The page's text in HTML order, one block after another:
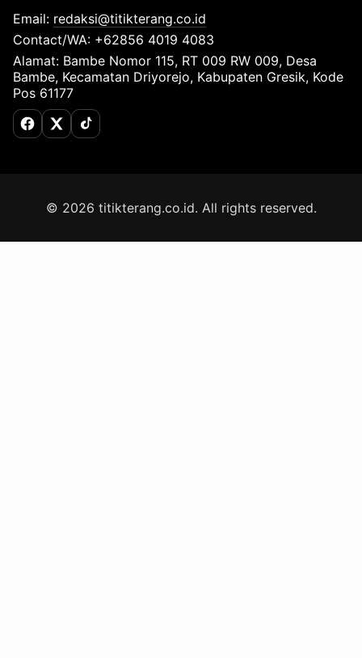
Email: redaksi@titikterang.co.id
Contact/WA: +62856 4019 4083
Alamat: Bambe Nomor 115, RT 009 RW 009, Desa
Bambe, Kecamatan Driyorejo, Kabupaten Gresik, Kode
Pos 61177
Facebook
X (Twitter)
TikTok
© 2026 titikterang.co.id. All rights reserved.